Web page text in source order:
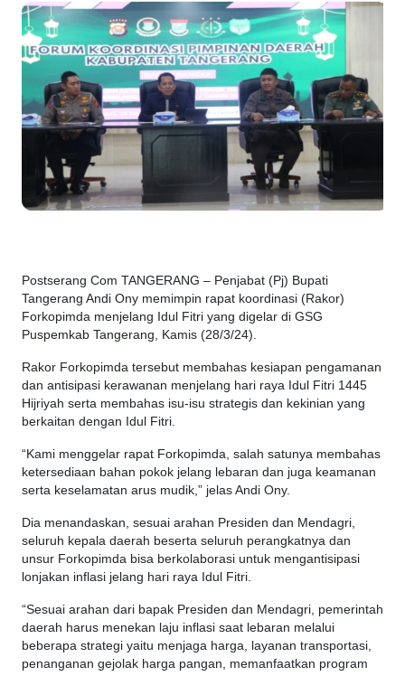
Postserang Com TANGERANG – Penjabat (Pj) Bupati
Tangerang Andi Ony memimpin rapat koordinasi (Rakor)
Forkopimda menjelang Idul Fitri yang digelar di GSG
Puspemkab Tangerang, Kamis (28/3/24).
Rakor Forkopimda tersebut membahas kesiapan pengamanan
dan antisipasi kerawanan menjelang hari raya Idul Fitri 1445
Hijriyah serta membahas isu-isu strategis dan kekinian yang
berkaitan dengan Idul Fitri.
“Kami menggelar rapat Forkopimda, salah satunya membahas
ketersediaan bahan pokok jelang lebaran dan juga keamanan
serta keselamatan arus mudik,” jelas Andi Ony.
Dia menandaskan, sesuai arahan Presiden dan Mendagri,
seluruh kepala daerah beserta seluruh perangkatnya dan
unsur Forkopimda bisa berkolaborasi untuk mengantisipasi
lonjakan inflasi jelang hari raya Idul Fitri.
“Sesuai arahan dari bapak Presiden dan Mendagri, pemerintah
daerah harus menekan laju inflasi saat lebaran melalui
beberapa strategi yaitu menjaga harga, layanan transportasi,
penanganan gejolak harga pangan, memanfaatkan program